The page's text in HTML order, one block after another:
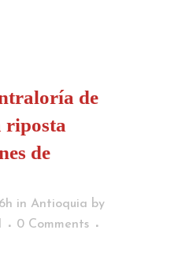
de
riposta
de
in Antioquia by
0 Comments